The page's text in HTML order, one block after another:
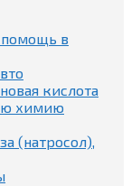
в
кислота
химию
(натросол),